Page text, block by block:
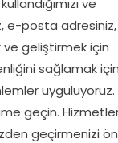
ve
e-posta
ve geliştirmek için
sağlamak
uyguluyoruz.
geçin.
geçirmenizi